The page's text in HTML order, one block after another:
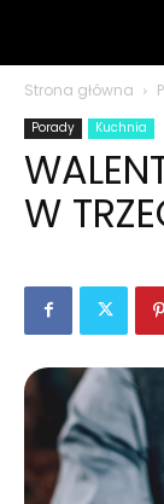
Strona główna
Porady Kuchnia
W